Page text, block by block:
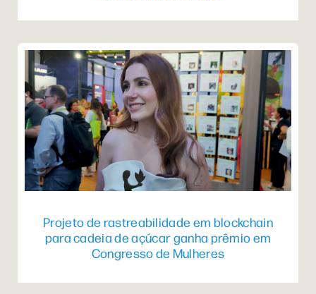
Projeto de rastreabilidade em blockchain
para cadeia de açúcar ganha prêmio em
Congresso de Mulheres